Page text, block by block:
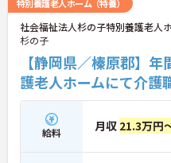
特別養護老人ホーム（特養）
社会福祉法人杉の子特別養護老
杉の子
【静岡県／榛原郡】
護老人ホームにて介護
給料 月収 21.3万円